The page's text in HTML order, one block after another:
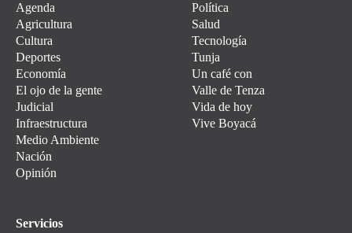
Agenda
Agricultura
Cultura
Deportes
Economía
El ojo de la gente
Judicial
Infraestructura
Medio Ambiente
Nación
Opinión
Política
Salud
Tecnología
Tunja
Un café con
Valle de Tenza
Vida de hoy
Vive Boyacá
Servicios